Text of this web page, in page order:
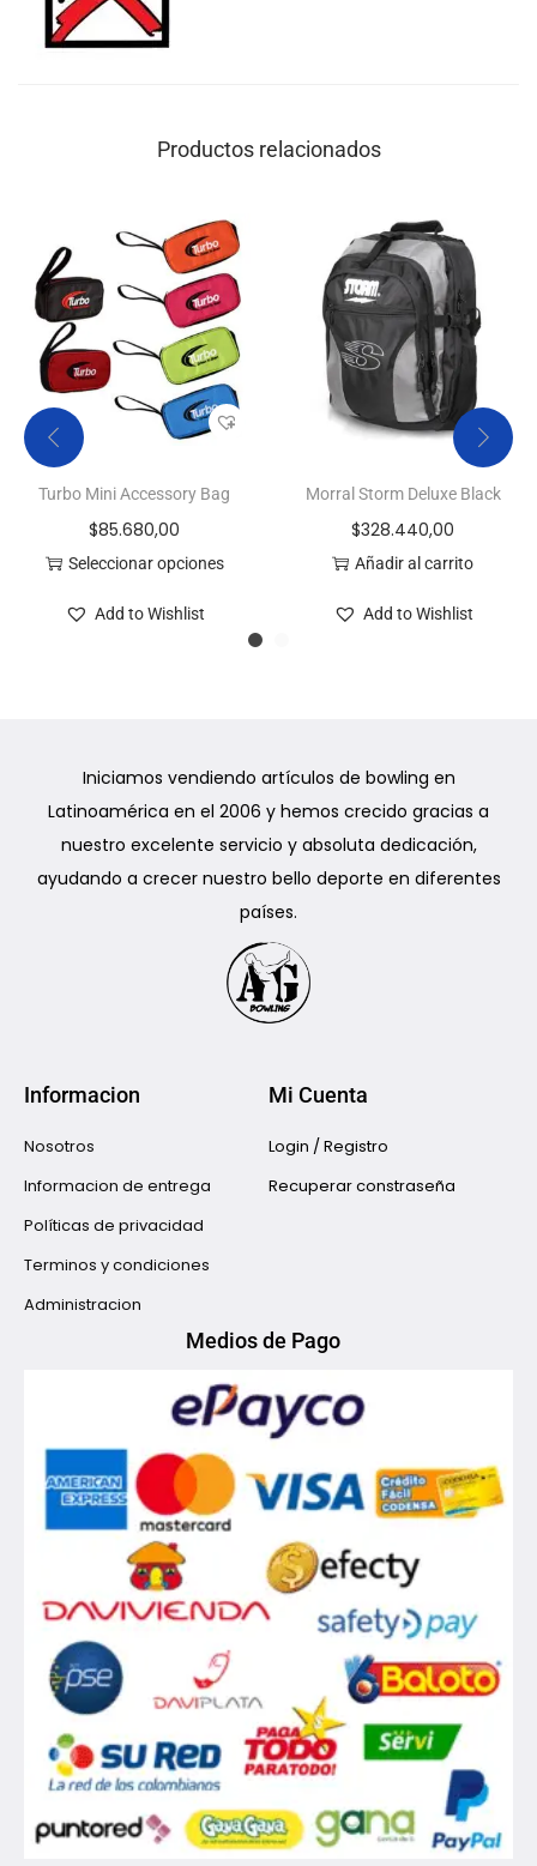
Productos relacionados
Turbo Mini Accessory Bag
$85.680,00
Seleccionar opciones
Add to Wishlist
Morral Storm Deluxe Black
$328.440,00
Añadir al carrito
Add to Wishlist
Iniciamos vendiendo artículos de bowling en
Latinoamérica en el 2006 y hemos crecido gracias a
nuestro excelente servicio y absoluta dedicación,
ayudando a crecer nuestro bello deporte en diferentes
países.
Informacion
Nosotros
Informacion de entrega
Políticas de privacidad
Terminos y condiciones
Administracion
Mi Cuenta
Login / Registro
Recuperar constraseña
Medios de Pago